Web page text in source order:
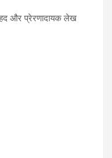
और प्रेरणादायक लेख